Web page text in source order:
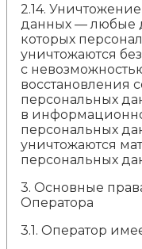
2.14.
данных — любые
которых
уничтожаются
с
восстановления
персональных
в
персональных
уничтожаются
персональных
3. Основные
Оператора
3.1. Оператор